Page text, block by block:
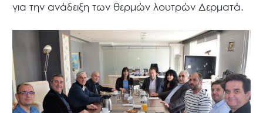
για την ανάδειξη των θερμών λουτρών Δερματά.